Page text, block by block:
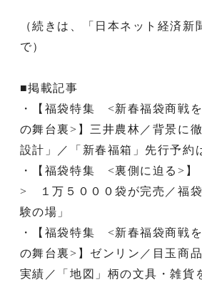
（続きは、「日本ネット経済新
で）
■掲載記事
・【福袋特集 <新春福袋商戦
の舞台裏>】三井農林／背景に
設計」／「新春福箱」先行予約
・【福袋特集 <裏側に迫る>
> １万５０００袋が完売／福
験の場」
・【福袋特集 <新春福袋商戦
の舞台裏>】ゼンリン／目玉商
実績／「地図」柄の文具・雑貨